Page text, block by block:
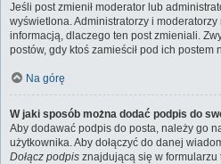
Jeśli post zmienił moderator lub
wyświetlona. Administratorzy i
informacją, dlaczego ten post zmieniali.
postów, gdy ktoś zamieścił pod ich postem
Na górę
W jaki sposób można dodać podpis do
Aby dodawać podpis do posta, należy go
użytkownika. Aby dołączyć do danej
Dołącz podpis znajdującą się w